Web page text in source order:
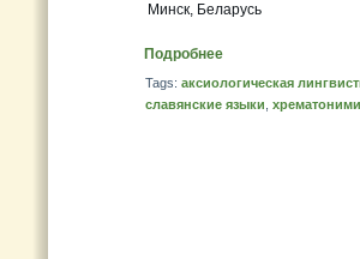
Минск, Беларусь
Подробнее
Tags: аксиологическая
славянские языки